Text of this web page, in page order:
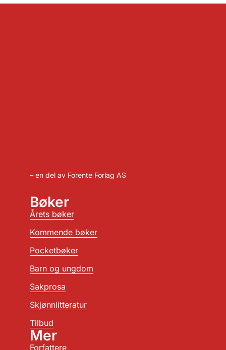
– en del av Forente Forlag AS
Bøker
Årets bøker
Kommende bøker
Pocketbøker
Barn og ungdom
Sakprosa
Skjønnlitteratur
Tilbud
Mer
Forfattere